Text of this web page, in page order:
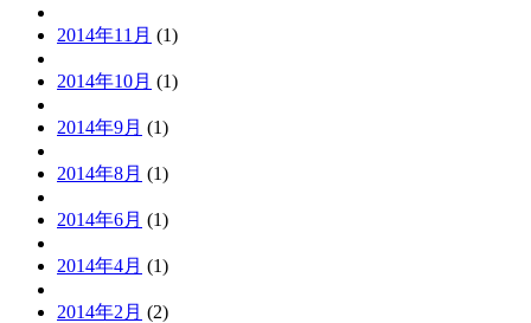
2014年11月 (1)
2014年10月 (1)
2014年9月 (1)
2014年8月 (1)
2014年6月 (1)
2014年4月 (1)
2014年2月 (2)